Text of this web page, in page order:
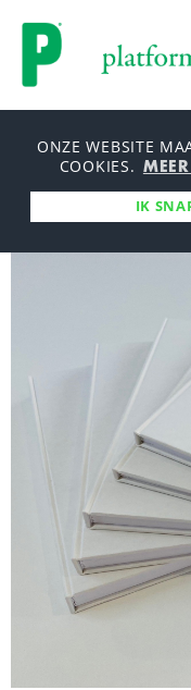
ONZE WEBSITE
COOKIES.
IK
Producties
Nieuws
Bestelmodule
Contact